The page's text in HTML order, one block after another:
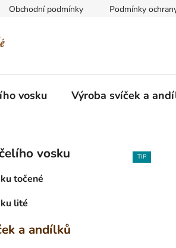
Obchodní podmínky Podmínky
vosku Výroba svíček a
vosku
točené
lité
a andílků
TIP